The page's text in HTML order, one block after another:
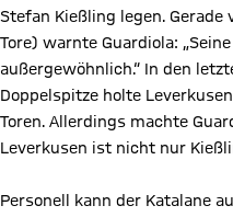
Stefan Kießling legen. Gerade
Tore) warnte Guardiola:
außergewöhnlich.“ In den
Doppelspitze holte
Toren. Allerdings machte
Leverkusen ist nicht nur
Personell kann der Katalane